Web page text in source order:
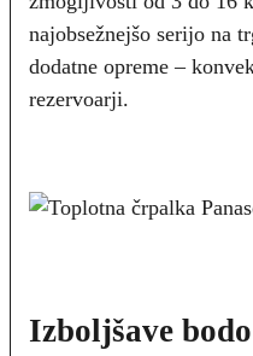
najobsežnejšo serijo na
dodatne opreme –
rezervoarji.
Izboljšave